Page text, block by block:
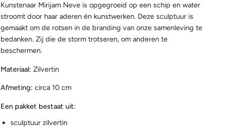
Kunstenaar Mirijam Neve is opgegroeid op een schip en water
stroomt door haar aderen én kunstwerken. Deze sculptuur is
gemaakt om de rotsen in de branding van onze samenleving te
bedanken. Zij die de storm trotseren, om anderen te
beschermen.
Materiaal: Zilvertin
Afmeting: circa 10 cm
Een pakket bestaat uit:
sculptuur zilvertin